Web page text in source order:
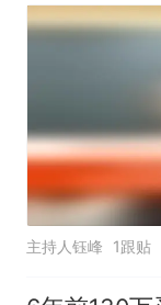
主持人钰峰 1跟贴